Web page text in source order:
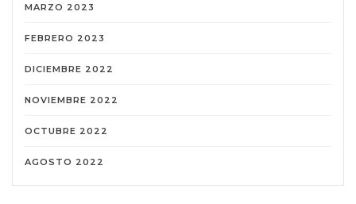
MARZO 2023
FEBRERO 2023
DICIEMBRE 2022
NOVIEMBRE 2022
OCTUBRE 2022
AGOSTO 2022